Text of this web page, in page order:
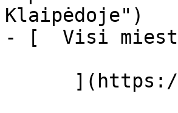
Klaipėdoje")
- [  Visi